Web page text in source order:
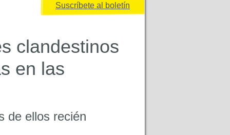
Suscríbete al boletín
clandestinos
en las
de ellos recién